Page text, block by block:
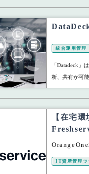
統合運用管理
「Datadeck」
析、共有が可
【在宅
IT資産管理ツ